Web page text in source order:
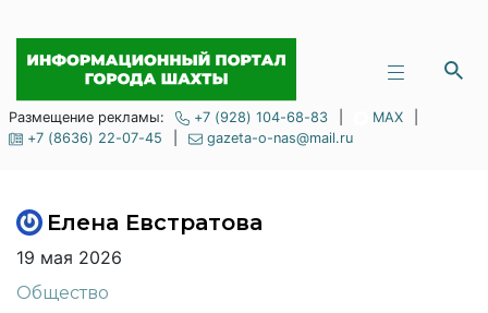
Размещение рекламы: +7 (928) 104-68-83 MAX
+7 (8636) 22-07-45
gazeta-o-nas@mail.ru
Елена Евстратова
19 мая 2026
Общество